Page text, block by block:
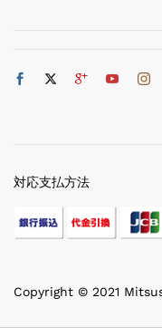
Copyright © 2021
対応支払方法